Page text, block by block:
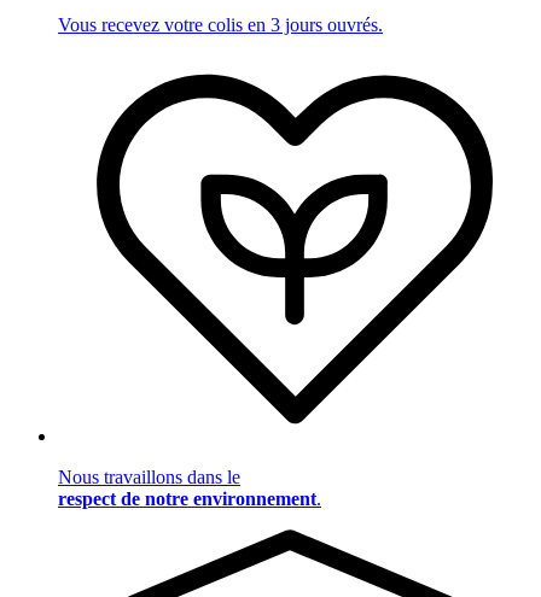
Vous recevez votre colis en 3 jours ouvrés.
Nous travaillons dans le
respect de notre environnement.